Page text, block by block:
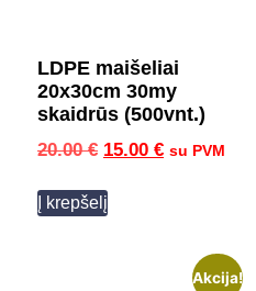
LDPE maišeliai
20x30cm 30my
skaidrūs (500vnt.)
20.00€ 15.00 € su PVM
Į krepšelį
Akcija!